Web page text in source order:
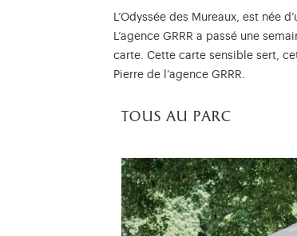
L’Odyssée des Mureaux, est née
L’agence GRRR a passé une
carte. Cette carte sensible sert,
Pierre de l’agence GRRR.
tous au parc